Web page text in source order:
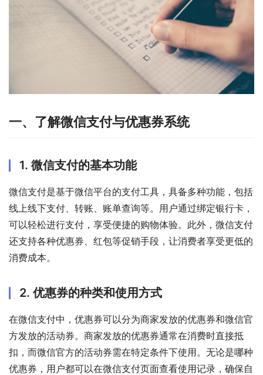
一、了解微信支付与优惠券系统
1. 微信支付的基本功能
微信支付是基于微信平台的支付工具，具备多种功能，包括
线上线下支付、转账、账单查询等。用户通过绑定银行卡，
可以轻松进行支付，享受便捷的购物体验。此外，微信支付
还支持各种优惠券、红包等促销手段，让消费者享受更低的
消费成本。
2. 优惠券的种类和使用方式
在微信支付中，优惠券可以分为商家发放的优惠券和微信官
方发放的活动券。商家发放的优惠券通常在消费时直接抵
扣，而微信官方的活动券需在特定条件下使用。无论是哪种
优惠券，用户都可以在微信支付页面查看使用记录，确保自